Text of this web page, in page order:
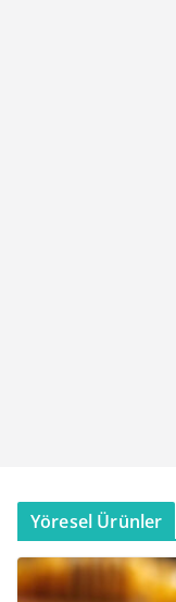
Yöresel Ürünler